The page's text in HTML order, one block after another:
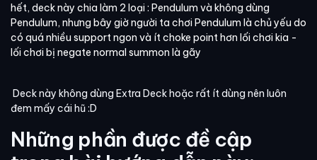
hết, deck này chia làm 2 loại : Pendulum và không dùng
Pendulum, nhưng bây giờ người ta chơi Pendulum là chủ yếu do
có quá nhiều support ngon và ít choke point hơn lối chơi kia -
lối chơi bị negate normal summon là gãy
Deck này không dùng Extra Deck hoặc rất ít dùng nên luôn
đem mấy cái hũ :D
Những phần được đề cập